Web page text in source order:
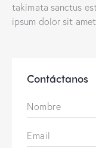
takimata sanctus
ipsum dolor sit
Contáctanos